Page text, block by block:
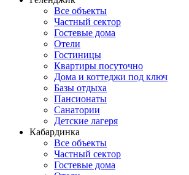
Все объекты
Частный сектор
Гостевые дома
Отели
Гостиницы
Квартиры посуточно
Дома и коттеджи под ключ
Базы отдыха
Пансионаты
Санатории
Детские лагеря
Кабардинка
Все объекты
Частный сектор
Гостевые дома